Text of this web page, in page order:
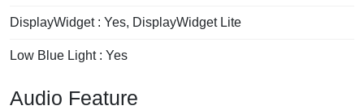
DisplayWidget : Yes, DisplayWidget Lite
Low Blue Light : Yes
Audio Feature